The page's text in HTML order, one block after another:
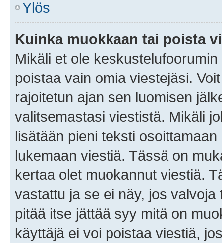
Ylös
Kuinka muokkaan tai poista
Mikäli et ole
poistaa vain omia viestejäsi.
rajoitetun ajan sen luomisen
valitsemastasi viestistä. Mikäli
lisätään pieni teksti
lukemaan viestiä. Tässä on
kertaa olet muokannut viestiä.
vastattu ja se ei näy, jos
pitää itse jättää syy mitä on
käyttäjä ei voi poistaa viestiä,